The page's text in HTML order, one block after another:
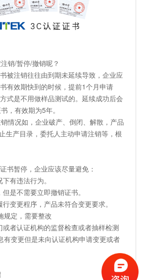
销/暂停/撤销呢？
被注销往往由到期未延续导致，企业应
有效期快到的时候，提前1个月申请
式是不用做样品测试的。延续成功后会
，有效期为5年。
情况如，企业破产、倒闭、解散，产品
生产目录，委托人主动申请注销等，根
书暂停，企业应该尽量避免：
有违法行为。
是不需要立即撤销证书。
变更程序，产品未符合变更要求。
规定，需要整改
者认证机构的监督检查或者抽样检测
有变更但是未向认证机构申请变更或者